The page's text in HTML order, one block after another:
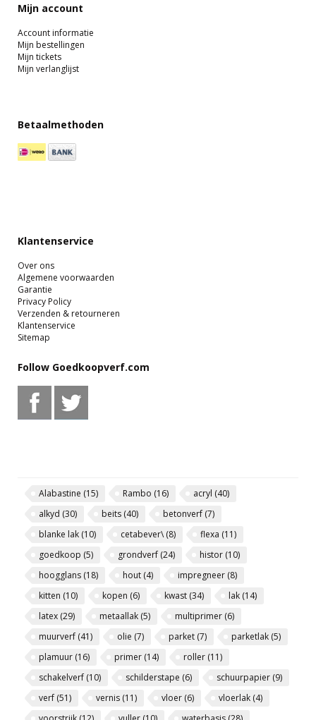
Mijn account
Account informatie
Mijn bestellingen
Mijn tickets
Mijn verlanglijst
Betaalmethoden
Klantenservice
Over ons
Algemene voorwaarden
Garantie
Privacy Policy
Verzenden & retourneren
Klantenservice
Sitemap
Follow Goedkoopverf.com
Alabastine (15) Rambo (16) acryl (40)
alkyd (30) beits (40) betonverf (7)
blanke lak (10) cetabever\(8) flexa (11)
goedkoop (5) grondverf (24) histor (10)
hoogglans (18) hout (4) impregneer (8)
kitten (10) kopen (6) kwast (34) lak (14)
latex (29) metaallak (5) multiprimer (6)
muurverf (41) olie (7) parket (7) parketlak (5)
plamuur (16) primer (14) roller (11)
schakelverf (10) schilderstape (6) schuurpapier (9)
verf (51) vernis (11) vloer (6) vloerlak (4)